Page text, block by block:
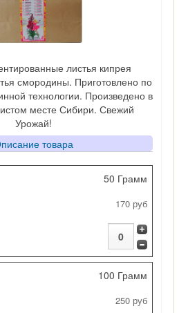
листья кипрея
смородины. Приготовлено по
технологии. Произведено в
месте Сибири. Свежий
Урожай!
товара
50 Грамм
170 руб
100 Грамм
250 руб